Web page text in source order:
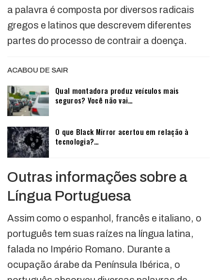
a palavra é composta por diversos radicais
gregos e latinos que descrevem diferentes
partes do processo de contrair a doença.
ACABOU DE SAIR
Qual montadora produz veículos mais
seguros? Você não vai…
O que Black Mirror acertou em relação à
tecnologia?…
Outras informações sobre a
Língua Portuguesa
Assim como o espanhol, francês e italiano, o
português tem suas raízes na língua latina,
falada no Império Romano. Durante a
ocupação árabe da Península Ibérica, o